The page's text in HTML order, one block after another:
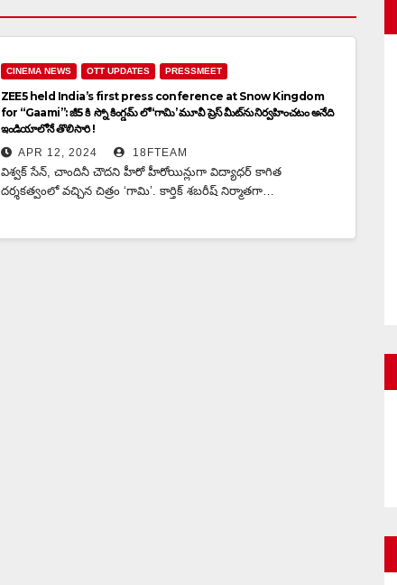
CINEMA NEWS OTT UPDATES PRESSMEET
ZEE5 held India’s first press conference at Snow Kingdom
for “Gaami”: జీ5 కి స్నో కింగ్డమ్ లో ‘గామి’ మూవీ ప్రెస్ మీట్‌ను నిర్వహించటం అనేది
ఇండియాలోనే తొలిసారి !
APR 12, 2024 18FTEAM
విశ్వక్ సేన్, చాందినీ చౌదని హీరో హీరోయిన్లుగా విద్యాధర్ కాగిత
దర్శకత్వంలో వచ్చిన చిత్రం ‘గామి’. కార్తిక్ శబరీష్ నిర్మాతగా…